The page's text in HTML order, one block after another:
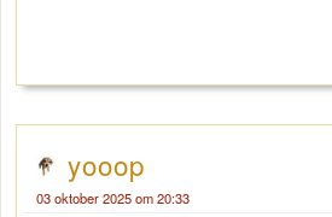
yooop
03 oktober 2025 om 20:33